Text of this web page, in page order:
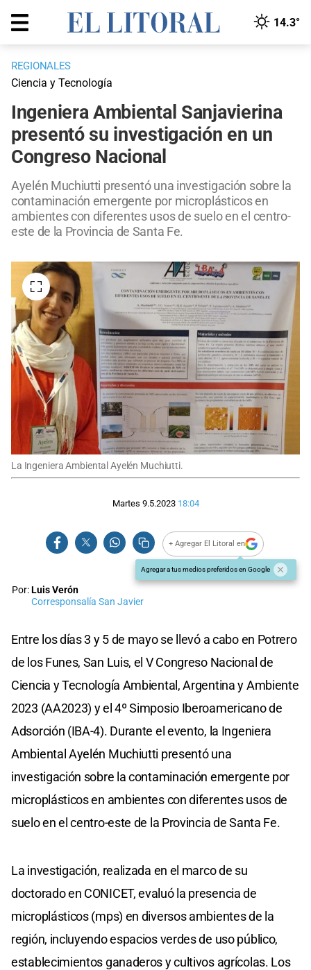
14.3°
REGIONALES
Ciencia y Tecnología
Ingeniera Ambiental Sanjavierina
presentó su investigación en un
Congreso Nacional
Ayelén Muchiutti presentó una investigación sobre la
contaminación emergente por microplásticos en
ambientes con diferentes usos de suelo en el centro-
este de la Provincia de Santa Fe.
La Ingeniera Ambiental Ayelén Muchiutti.
Martes 9.5.2023 18:04
+ Agregar El Litoral en
Agregar a tus medios preferidos en Google
Por:Luis Verón
Corresponsalía San Javier
Entre los días 3 y 5 de mayo se llevó a cabo en Potrero
de los Funes, San Luis, el V Congreso Nacional de
Ciencia y Tecnología Ambiental, Argentina y Ambiente
2023 (AA2023) y el 4º Simposio Iberoamericano de
Adsorción (IBA-4). Durante el evento, la Ingeniera
Ambiental Ayelén Muchiutti presentó una
investigación sobre la contaminación emergente por
microplásticos en ambientes con diferentes usos de
suelo en el centro-este de la Provincia de Santa Fe.
La investigación, realizada en el marco de su
doctorado en CONICET, evaluó la presencia de
microplásticos (mps) en diversos ambientes de la
región, incluyendo espacios verdes de uso público,
establecimientos ganaderos y cultivos agrícolas. Los